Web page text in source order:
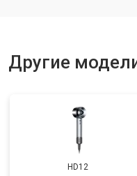
Другие
HD12